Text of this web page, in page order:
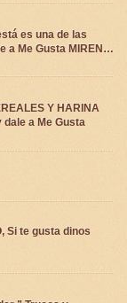
es una de las
a Me Gusta MIREN…
Y HARINA
a Me Gusta
Si te gusta dinos